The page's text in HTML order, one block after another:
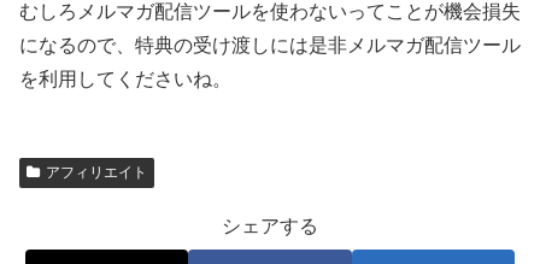
むしろメルマガ配信ツールを使わないってことが機会損失
になるので、特典の受け渡しには是非メルマガ配信ツール
を利用してくださいね。
アフィリエイト
シェアする